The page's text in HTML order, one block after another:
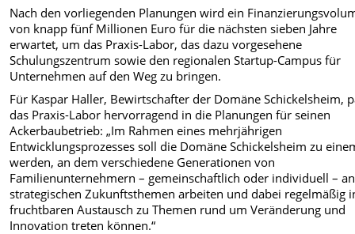
Nach den vorliegenden Planungen wird ein
von knapp fünf Millionen Euro für die nächsten sieben Jahre
erwartet, um das Praxis-Labor, das dazu vorgesehene
Schulungszentrum sowie den regionalen Startup-Campus für
Unternehmen auf den Weg zu bringen.
Für Kaspar Haller, Bewirtschafter der Domäne Schickelsheim,
das Praxis-Labor hervorragend in die Planungen für seinen
Ackerbaubetrieb: „Im Rahmen eines mehrjährigen
Entwicklungsprozesses soll die Domäne Schickelsheim zu
werden, an dem verschiedene Generationen von
Familienunternehmern – gemeinschaftlich oder individuell – an
strategischen Zukunftsthemen arbeiten und dabei regelmäßig
fruchtbaren Austausch zu Themen rund um Veränderung und
Innovation treten können.“